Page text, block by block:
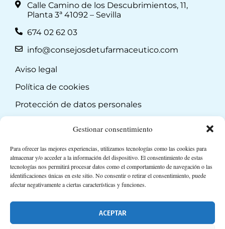
Gestionar consentimiento
Para ofrecer las mejores experiencias, utilizamos tecnologías como las cookies para
almacenar y/o acceder a la información del dispositivo. El consentimiento de estas
tecnologías nos permitirá procesar datos como el comportamiento de navegación o las
identificaciones únicas en este sitio. No consentir o retirar el consentimiento, puede
afectar negativamente a ciertas características y funciones.
ACEPTAR
Calle Camino de los Descubrimientos, 11,
Planta 3ª 41092 – Sevilla
674 02 62 03
info@consejosdetufarmaceutico.com
Aviso legal
Política de cookies
Protección de datos personales